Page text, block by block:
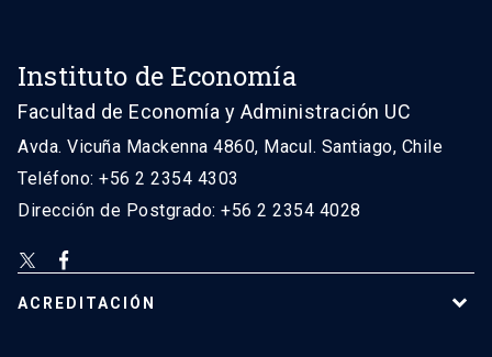
Instituto de Economía
Facultad de Economía y Administración UC
Avda. Vicuña Mackenna 4860, Macul. Santiago, Chile
Teléfono: +56 2 2354 4303
Dirección de Postgrado: +56 2 2354 4028
ACREDITACIÓN